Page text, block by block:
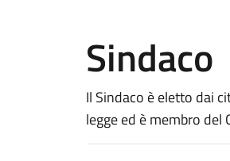
Sindaco
Il Sindaco è eletto dai
legge ed è membro del